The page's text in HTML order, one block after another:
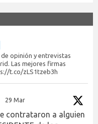
opinión y entrevistas
Las mejores firmas
t.co/zLS1tzeb3h
29 Mar
contrataron a alguien